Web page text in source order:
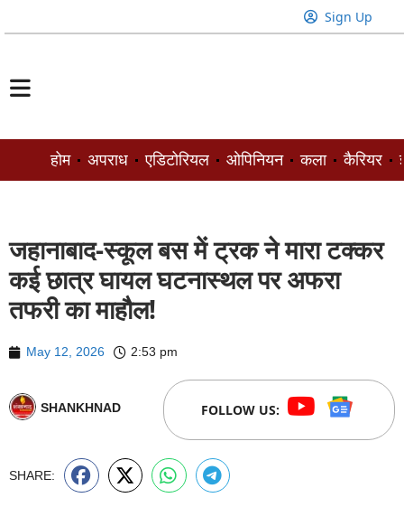
Sign Up
होम अपराध एडिटोरियल ओपिनियन कला कैरियर
जहानाबाद-स्कूल बस में ट्रक ने मारा टक्कर
कई छात्र घायल घटनास्थल पर अफरा
तफरी का माहौल!
May 12, 2026 2:53 pm
SHANKHNAD FOLLOW US:
SHARE: